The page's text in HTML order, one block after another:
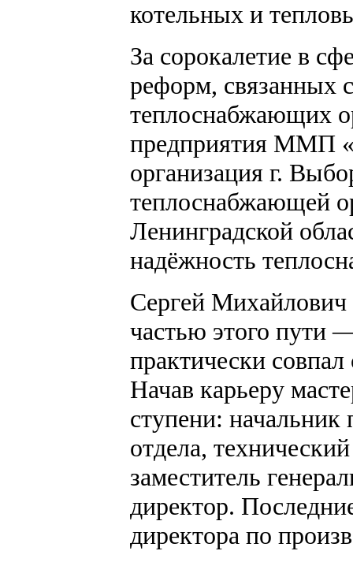
котельных и
За сорокалетие в
реформ, связанных
теплоснабжающих
предприятия ММП
организация г.
теплоснабжающей
Ленинградской
надёжность
Сергей Михайлович
частью этого пути
практически
Начав карьеру
ступени: начальник
отдела,
заместитель
директор.
директора по